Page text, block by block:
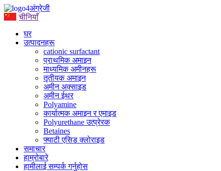
अंग्रेजी
चीनियाँ
घर
उत्पादनहरू
cationic surfactant
प्राथमिक अमाइन
माध्यमिक अमीनहरू
तृतीयक अमाइन
अमीन अक्साइड
अमीन ईथर
Polyamine
कार्यात्मक अमाइन र एमाइड
Polyurethane उत्प्रेरक
Betaines
फ्याटी एसिड क्लोराइड
समाचार
हाम्रोबारे
हामीलाई सम्पर्क गर्नुहोस